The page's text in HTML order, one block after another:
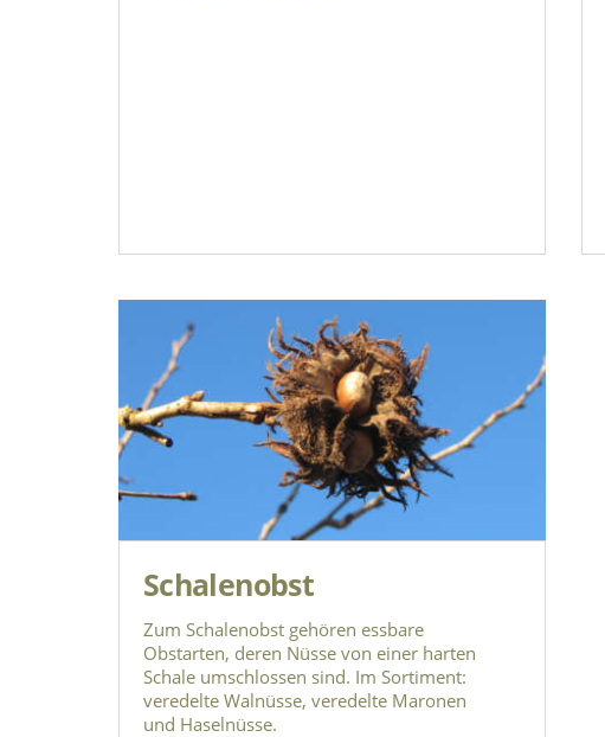
Schalenobst
Zum Schalenobst gehören essbare
Obstarten, deren Nüsse von einer harten
Schale umschlossen sind. Im Sortiment:
veredelte Walnüsse, veredelte Maronen
und Haselnüsse.